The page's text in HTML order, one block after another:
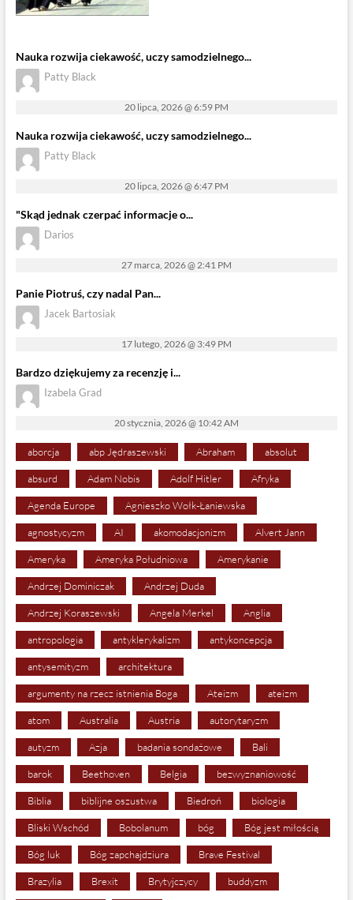
Nauka rozwija ciekawość, uczy samodzielnego...
Patty Black
20 lipca, 2026 @ 6:59 PM
Nauka rozwija ciekawość, uczy samodzielnego...
Patty Black
20 lipca, 2026 @ 6:47 PM
"Skąd jednak czerpać informacje o...
Darios
27 marca, 2026 @ 2:41 PM
Panie Piotruś, czy nadal Pan...
Jacek Bartosiak
17 lutego, 2026 @ 3:49 PM
Bardzo dziękujemy za recenzję i...
Izabela Grad
20 stycznia, 2026 @ 10:42 AM
aborcja abp Jędraszewski Abraham absolut
absurd Adam Nobis Adolf Hitler Afryka
Agenda Europe Agnieszko Wołk-Łaniewska
agnostycyzm AI akomodacjonizm Alvert Jann
Ameryka Ameryka Południowa Amerykanie
Andrzej Dominiczak Andrzej Duda
Andrzej Koraszewski Angela Merkel Anglia
antropologia antyklerykalizm antykoncepcja
antysemityzm architektura
argumenty na rzecz istnienia Boga Ateizm ateizm
atom Australia Austria autorytaryzm
autyzm Azja badania sondażowe Bali
barok Beethoven Belgia bezwyznaniowość
Biblia biblijne oszustwa Biedroń biologia
Bliski Wschód Bobolanum bóg Bóg jest miłością
Bóg luk Bóg zapchajdziura Brave Festival
Brazylia Brexit Brytyjczycy buddyzm